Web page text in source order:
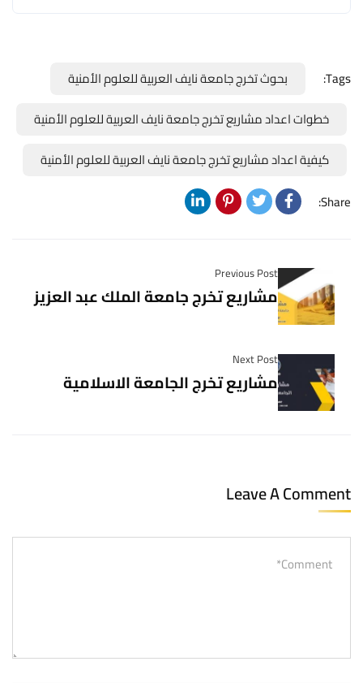
Tags:
بحوث تخرج جامعة نايف العربية للعلوم الأمنية
خطوات اعداد مشاريع تخرج جامعة نايف العربية للعلوم الأمنية
كيفية اعداد مشاريع تخرج جامعة نايف العربية للعلوم الأمنية
Share:
Previous Post
مشاريع تخرج جامعة الملك عبد العزيز
Next Post
مشاريع تخرج الجامعة الاسلامية
Leave A Comment